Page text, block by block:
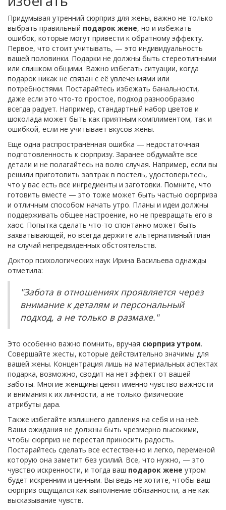
Придумывая утренний сюрприз для жены, важно не только
выбрать правильный подарок жене, но и избежать
ошибок, которые могут привести к обратному эффекту.
Первое, что стоит учитывать, — это индивидуальность
вашей половинки. Подарки не должны быть стереотипными
или слишком общими. Важно избегать ситуации, когда
подарок никак не связан с её увлечениями или
потребностями. Постарайтесь избежать банальности,
даже если это что-то простое, подход разнообразию
всегда радует. Например, стандартный набор цветов и
шоколада может быть как приятным комплиментом, так и
ошибкой, если не учитывает вкусов жены.
Еще одна распространённая ошибка — недостаточная
подготовленность к сюрпризу. Заранее обдумайте все
детали и не полагайтесь на волю случая. Например, если вы
решили приготовить завтрак в постель, удостоверьтесь,
что у вас есть все ингредиенты и заготовки. Помните, что
готовить вместе — это тоже может быть частью сюрприза
и отличным способом начать утро. Планы и идеи должны
поддерживать общее настроение, но не превращать его в
хаос. Попытка сделать что-то спонтанно может быть
захватывающей, но всегда держите альтернативный план
на случай непредвиденных обстоятельств.
Доктор психологических наук Ирина Васильева однажды
отметила:
"Забота в отношениях проявляется через
внимание к деталям и персональный
подход, а не только в размахе."
Это особенно важно помнить, вручая сюрприз утром.
Совершайте жесты, которые действительно значимы для
вашей жены. Концентрация лишь на материальных аспектах
подарка, возможно, сводит на нет эффект от вашей
заботы. Многие женщины ценят именно чувство важности
и внимания к их личности, а не только физические
атрибуты дара.
Также избегайте излишнего давления на себя и на неё.
Ваши ожидания не должны быть чрезмерно высокими,
чтобы сюрприз не перестал приносить радость.
Постарайтесь сделать все естественно и легко, переменой
которую она заметит без усилий. Все, что нужно, — это
чувство искренности, и тогда ваш подарок жене утром
будет искренним и ценным. Вы ведь не хотите, чтобы ваш
сюрприз ощущался как выполнение обязанности, а не как
высказывание чувств.